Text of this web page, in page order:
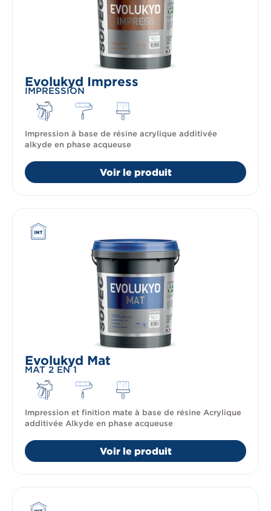
Evolukyd Impress
IMPRESSION
Impression à base de résine acrylique additivée
alkyde en phase acqueuse
Voir le produit
Evolukyd Mat
MAT 2 EN 1
Impression et finition mate à base de résine Acrylique
additivée Alkyde en phase acqueuse
Voir le produit